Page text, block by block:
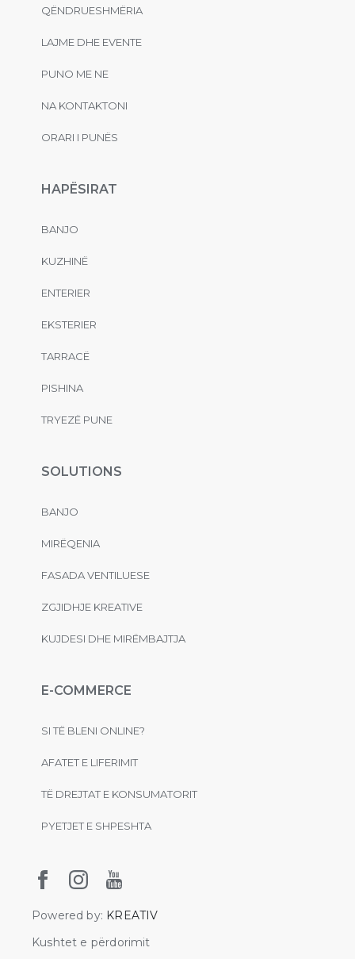
QËNDRUESHMËRIA
LAJME DHE EVENTE
PUNO ME NE
NA KONTAKTONI
ORARI I PUNËS
HAPËSIRAT
BANJO
KUZHINË
ENTERIER
EKSTERIER
TARRACË
PISHINA
TRYEZË PUNE
SOLUTIONS
BANJO
MIRËQENIA
FASADA VENTILUESE
ZGJIDHJE KREATIVE
KUJDESI DHE MIRËMBAJTJA
E-COMMERCE
SI TË BLENI ONLINE?
AFATET E LIFERIMIT
TË DREJTAT E KONSUMATORIT
PYETJET E SHPESHTA
Powered by: KREATIV
Kushtet e përdorimit